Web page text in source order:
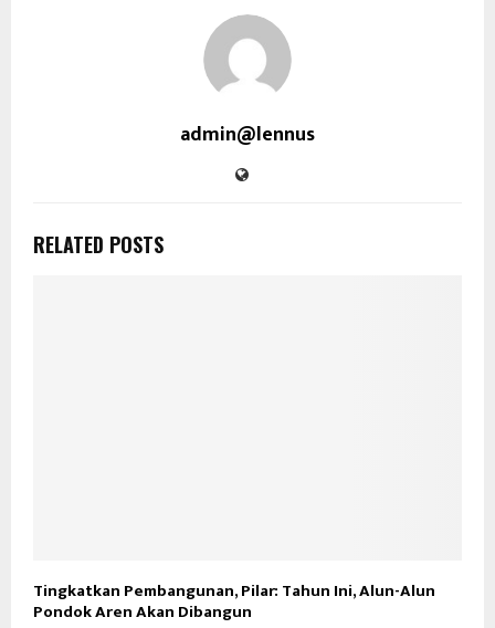
admin@lennus
RELATED POSTS
Tingkatkan Pembangunan, Pilar: Tahun Ini, Alun-Alun
Pondok Aren Akan Dibangun